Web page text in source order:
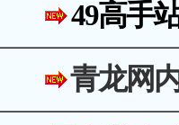
49高手
青龙网